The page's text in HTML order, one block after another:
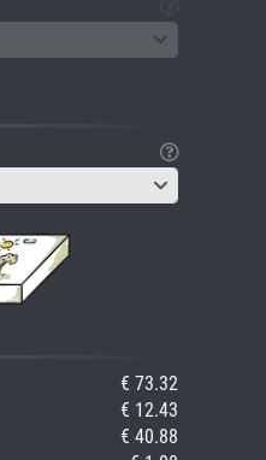
€ 73.32
€ 12.43
€ 40.88